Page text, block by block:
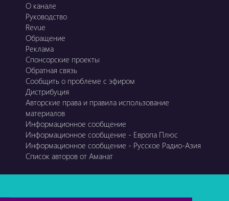
О канале
Руководство
Revue
Обращение
Реклама
Спонсорские проекты
Обратная связь
Сообщить о проблеме с эфиром
Дистрибуция
Авторские права и правила использование
материалов
Информационное сообщение
Информационное сообщение - Европа Плюс
Информационное сообщение - Русское Радио-Азия
Список авторов от Аманат